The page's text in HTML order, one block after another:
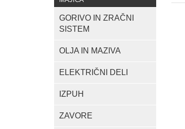
GORIVO IN ZRAČNI
SISTEM
OLJA IN MAZIVA
ELEKTRIČNI DELI
IZPUH
ZAVORE